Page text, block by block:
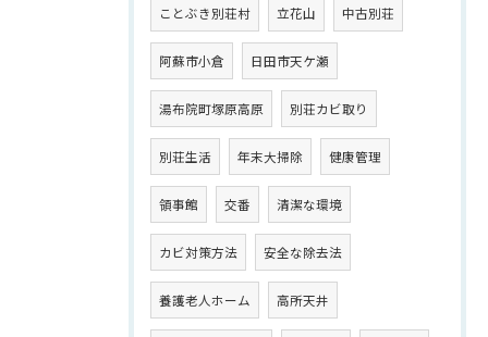
ことぶき別荘村 立花山 中古別荘
阿蘇市小倉 日田市天ケ瀬
湯布院町塚原高原 別荘カビ取り
別荘生活 年末大掃除 健康管理
領事館 交番 清潔な環境
カビ対策方法 安全な除去法
養護老人ホーム 高所天井